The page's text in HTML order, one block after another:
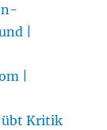
|
|
übt Kritik